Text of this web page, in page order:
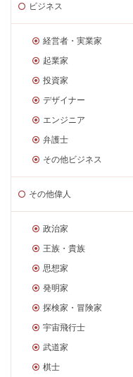
ビジネス
経営者・実業家
起業家
投資家
デザイナー
エンジニア
弁護士
その他ビジネス
その他偉人
政治家
王族・貴族
思想家
発明家
探検家・冒険家
宇宙飛行士
武道家
棋士